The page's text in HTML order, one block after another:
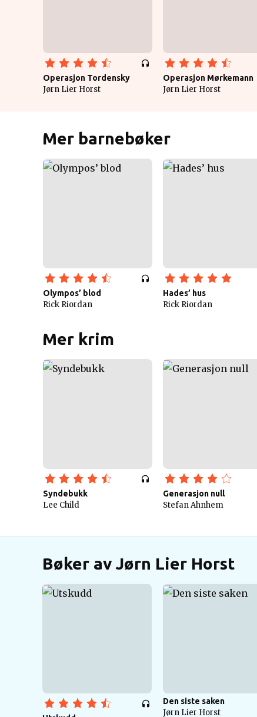
Operasjon Tordensky
Jørn Lier Horst
Operasjon Mørkemann
Jørn Lier Horst
Mer barnebøker
Olympos’ blod
Rick Riordan
Hades’ hus
Rick Riordan
Mer krim
Syndebukk
Lee Child
Generasjon null
Stefan Ahnhem
Bøker av Jørn Lier Horst
Den siste saken
Jørn Lier Horst